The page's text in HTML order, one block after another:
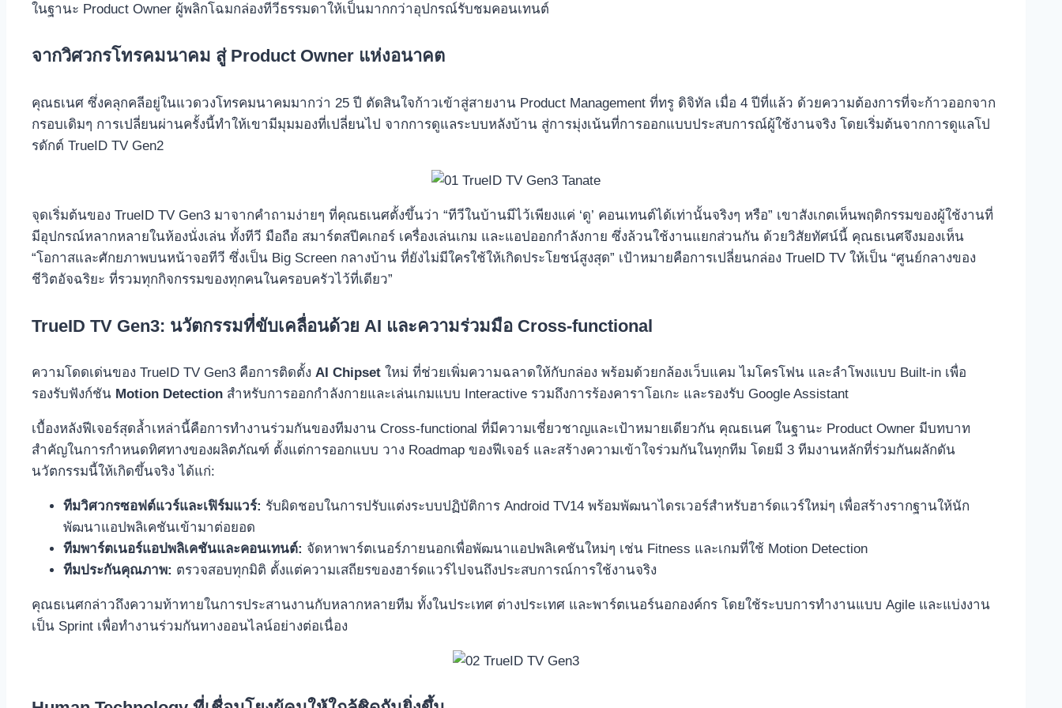
ในฐานะ Product Owner ผู้พลิกโฉมกล่องทีวีธรรมดาให้เป็นมากกว่าอุปกรณ์รับชมคอนเทนต์
จากวิศวกรโทรคมนาคม สู่ Product Owner แห่งอนาคต
คุณธเนศ ซึ่งคลุกคลีอยู่ในแวดวงโทรคมนาคมมากว่า 25 ปี ตัดสินใจก้าวเข้าสู่สายงาน Product Management ที่ทรู ดิจิทัล เมื่อ 4 ปีที่แล้ว ด้วยความต้องการที่จะก้าวออกจาก
กรอบเดิมๆ การเปลี่ยนผ่านครั้งนี้ทำให้เขามีมุมมองที่เปลี่ยนไป จากการดูแลระบบหลังบ้าน สู่การมุ่งเน้นที่การออกแบบประสบการณ์ผู้ใช้งานจริง โดยเริ่มต้นจากการดูแลโป
รดักต์ TrueID TV Gen2
จุดเริ่มต้นของ TrueID TV Gen3 มาจากคำถามง่ายๆ ที่คุณธเนศตั้งขึ้นว่า “ทีวีในบ้านมีไว้เพียงแค่ ‘ดู’ คอนเทนต์ได้เท่านั้นจริงๆ หรือ” เขาสังเกตเห็นพฤติกรรมของผู้ใช้งานที่
มีอุปกรณ์หลากหลายในห้องนั่งเล่น ทั้งทีวี มือถือ สมาร์ตสปีคเกอร์ เครื่องเล่นเกม และแอปออกกำลังกาย ซึ่งล้วนใช้งานแยกส่วนกัน ด้วยวิสัยทัศน์นี้ คุณธเนศจึงมองเห็น
“โอกาสและศักยภาพบนหน้าจอทีวี ซึ่งเป็น Big Screen กลางบ้าน ที่ยังไม่มีใครใช้ให้เกิดประโยชน์สูงสุด” เป้าหมายคือการเปลี่ยนกล่อง TrueID TV ให้เป็น “ศูนย์กลางของ
ชีวิตอัจฉริยะ ที่รวมทุกกิจกรรมของทุกคนในครอบครัวไว้ที่เดียว”
TrueID TV Gen3: นวัตกรรมที่ขับเคลื่อนด้วย AI และความร่วมมือ Cross-functional
ความโดดเด่นของ TrueID TV Gen3 คือการติดตั้ง AI Chipset ใหม่ ที่ช่วยเพิ่มความฉลาดให้กับกล่อง พร้อมด้วยกล้องเว็บแคม ไมโครโฟน และลำโพงแบบ Built-in เพื่อ
รองรับฟังก์ชัน Motion Detection สำหรับการออกกำลังกายและเล่นเกมแบบ Interactive รวมถึงการร้องคาราโอเกะ และรองรับ Google Assistant
เบื้องหลังฟีเจอร์สุดล้ำเหล่านี้คือการทำงานร่วมกันของทีมงาน Cross-functional ที่มีความเชี่ยวชาญและเป้าหมายเดียวกัน คุณธเนศ ในฐานะ Product Owner มีบทบาท
สำคัญในการกำหนดทิศทางของผลิตภัณฑ์ ตั้งแต่การออกแบบ วาง Roadmap ของฟีเจอร์ และสร้างความเข้าใจร่วมกันในทุกทีม โดยมี 3 ทีมงานหลักที่ร่วมกันผลักดัน
นวัตกรรมนี้ให้เกิดขึ้นจริง ได้แก่:
ทีมวิศวกรซอฟต์แวร์และเฟิร์มแวร์: รับผิดชอบในการปรับแต่งระบบปฏิบัติการ Android TV14 พร้อมพัฒนาไดรเวอร์สำหรับฮาร์ดแวร์ใหม่ๆ เพื่อสร้างรากฐานให้นัก
พัฒนาแอปพลิเคชันเข้ามาต่อยอด
ทีมพาร์ตเนอร์แอปพลิเคชันและคอนเทนต์: จัดหาพาร์ตเนอร์ภายนอกเพื่อพัฒนาแอปพลิเคชันใหม่ๆ เช่น Fitness และเกมที่ใช้ Motion Detection
ทีมประกันคุณภาพ: ตรวจสอบทุกมิติ ตั้งแต่ความเสถียรของฮาร์ดแวร์ไปจนถึงประสบการณ์การใช้งานจริง
คุณธเนศกล่าวถึงความท้าทายในการประสานงานกับหลากหลายทีม ทั้งในประเทศ ต่างประเทศ และพาร์ตเนอร์นอกองค์กร โดยใช้ระบบการทำงานแบบ Agile และแบ่งงาน
เป็น Sprint เพื่อทำงานร่วมกันทางออนไลน์อย่างต่อเนื่อง